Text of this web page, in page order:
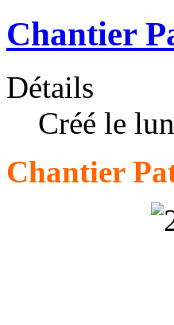
Chantier
Détails
Créé le
Chantier